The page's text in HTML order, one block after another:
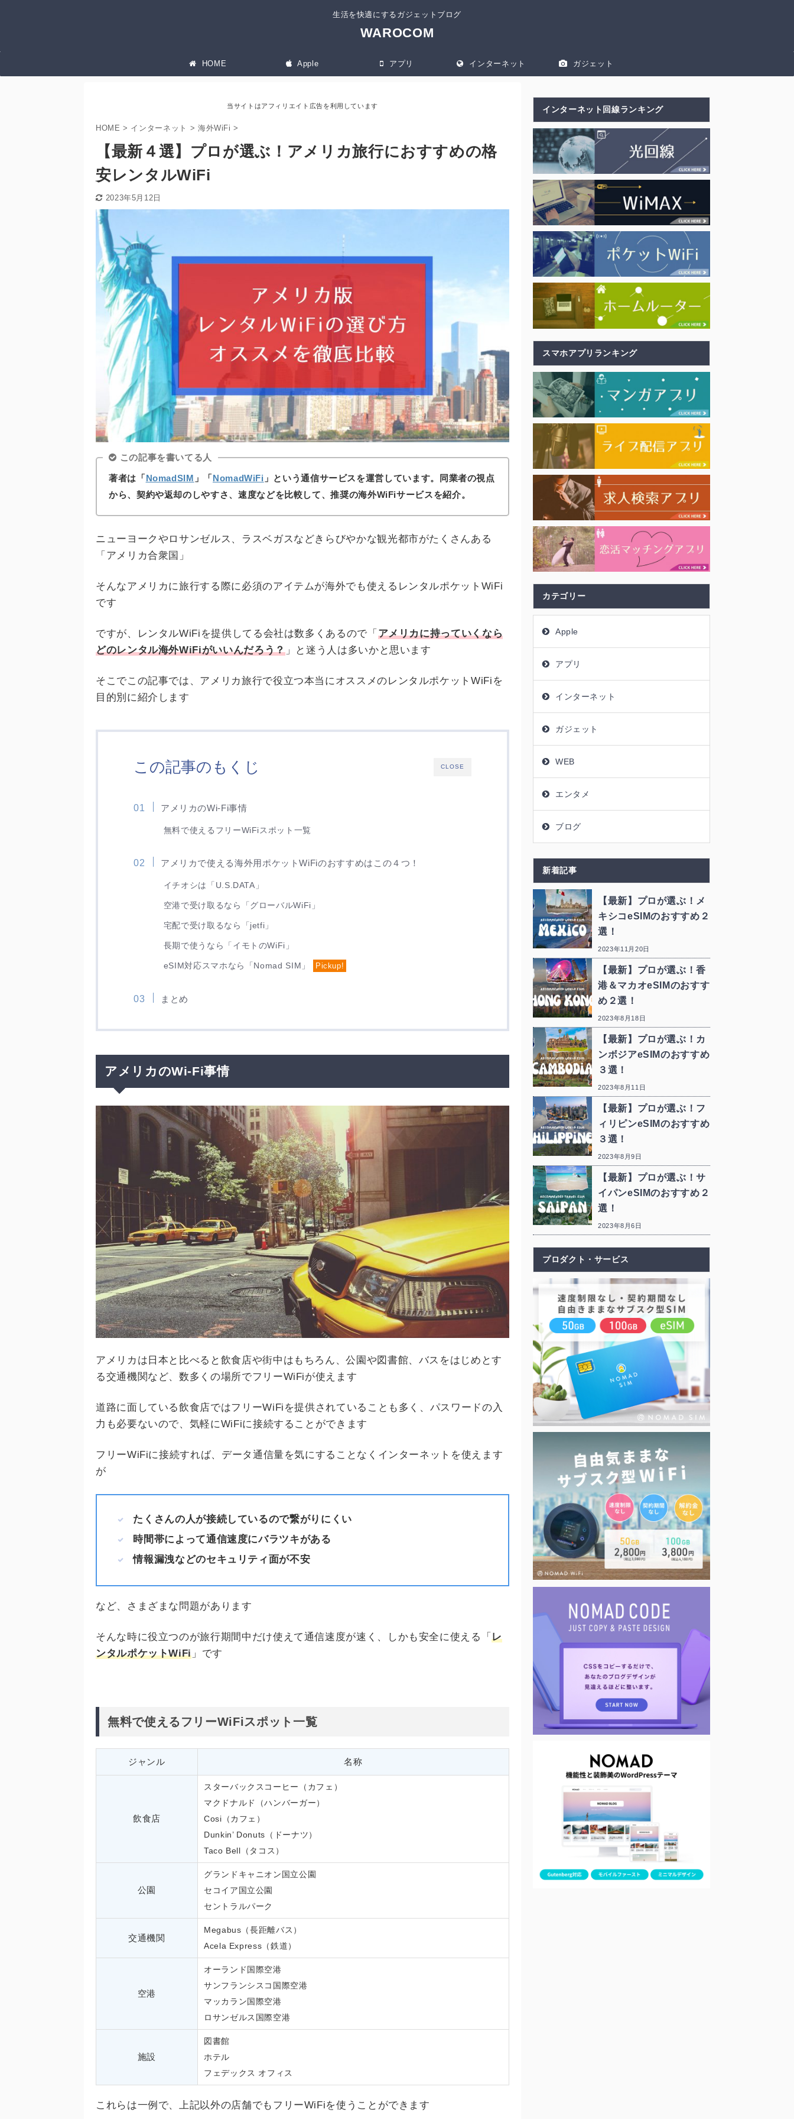
生活を快適にするガジェットブログ
WAROCOM
HOME Apple アプリ インターネット ガジェット
当サイトはアフィリエイト広告を利用しています
HOME > インターネット > 海外WiFi >
【最新４選】プロが選ぶ！アメリカ旅行におすすめの格
安レンタルWiFi
2023年5月12日
この記事を書いてる人
著者は「NomadSIM 」「NomadWiFi 」という通信サービスを運営しています。同業者の視点
から、契約や返却のしやすさ、速度などを比較して、推奨の海外WiFiサービスを紹介。
ニューヨークやロサンゼルス、ラスベガスなどきらびやかな観光都市がたくさんある
「アメリカ合衆国」
そんなアメリカに旅行する際に必須のアイテムが海外でも使えるレンタルポケットWiFi
です
ですが、レンタルWiFiを提供してる会社は数多くあるので「 アメリカに持っていくなら
どのレンタル海外WiFiがいいんだろう？」と迷う人は多いかと思います
そこでこの記事では、アメリカ旅行で役立つ本当にオススメのレンタルポケットWiFiを
目的別に紹介します
CLOSE
この記事のもくじ
アメリカのWi-Fi事情
無料で使えるフリーWiFiスポット一覧
アメリカで使える海外用ポケットWiFiのおすすめはこの４つ！
イチオシは「U.S.DATA」
空港で受け取るなら「グローバルWiFi」
宅配で受け取るなら「jetfi」
長期で使うなら「イモトのWiFi」
eSIM対応スマホなら「Nomad SIM」 Pickup!
まとめ
アメリカのWi-Fi事情
アメリカは日本と比べると飲食店や街中はもちろん、公園や図書館、バスをはじめとす
る交通機関など、数多くの場所でフリーWiFiが使えます
道路に面している飲食店ではフリーWiFiを提供されていることも多く、パスワードの入
力も必要ないので、気軽にWiFiに接続することができます
フリーWiFiに接続すれば、データ通信量を気にすることなくインターネットを使えます
が
たくさんの人が接続しているので繋がりにくい
時間帯によって通信速度にバラツキがある
情報漏洩などのセキュリティ面が不安
など、さまざまな問題があります
そんな時に役立つのが旅行期間中だけ使えて通信速度が速く、しかも安全に使える「レ
ンタルポケットWiFi 」です
無料で使えるフリーWiFiスポット一覧
ジャンル 名称
飲食店
スターバックスコーヒー（カフェ）
マクドナルド（ハンバーガー）
Cosi（カフェ）
Dunkin’ Donuts（ドーナツ）
Taco Bell（タコス）
公園
グランドキャニオン国立公園
セコイア国立公園
セントラルパーク
交通機関
Megabus（長距離バス）
Acela Express（鉄道）
空港
オーランド国際空港
サンフランシスコ国際空港
マッカラン国際空港
ロサンゼルス国際空港
施設
図書館
ホテル
フェデックス オフィス
これらは一例で、上記以外の店舗でもフリーWiFiを使うことができます
インターネット回線ランキング
スマホアプリランキング
カテゴリー
Apple
アプリ
インターネット
ガジェット
WEB
エンタメ
ブログ
新着記事
【最新】プロが選ぶ！メ
キシコeSIMのおすすめ２
選！
2023年11月20日
【最新】プロが選ぶ！香
港＆マカオeSIMのおすす
め２選！
2023年8月18日
【最新】プロが選ぶ！カ
ンボジアeSIMのおすすめ
３選！
2023年8月11日
【最新】プロが選ぶ！フ
ィリピンeSIMのおすすめ
３選！
2023年8月9日
【最新】プロが選ぶ！サ
イパンeSIMのおすすめ２
選！
2023年8月6日
プロダクト・サービス